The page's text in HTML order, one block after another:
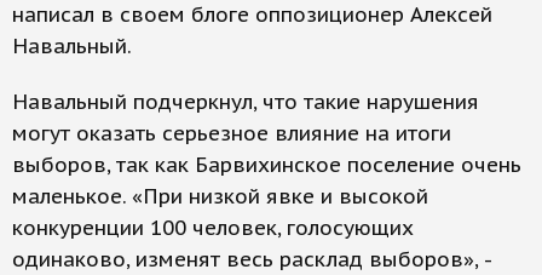
написал в своем блоге оппозиционер Алексей
Навальный.
Навальный подчеркнул, что такие нарушения
могут оказать серьезное влияние на итоги
выборов, так как Барвихинское поселение очень
маленькое. «При низкой явке и высокой
конкуренции 100 человек, голосующих
одинаково, изменят весь расклад выборов», -